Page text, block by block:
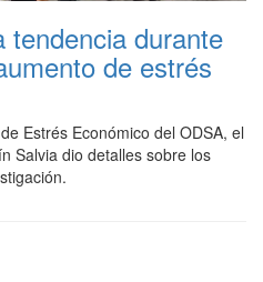
durante
de estrés
Estrés Económico del ODSA, el
Salvia dio detalles sobre los